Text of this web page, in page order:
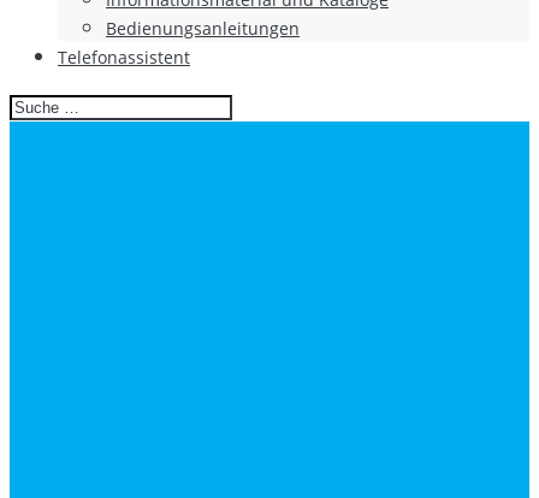
Bedienungsanleitungen
Telefonassistent
Search